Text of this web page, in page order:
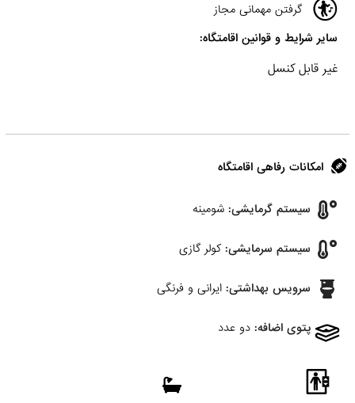
گرفتن مهمانی مجاز
سایر شرایط و قوانین اقامتگاه:
غير قابل كنسل
امکانات رفاهی اقامتگاه
سیستم گرمایشی: شومینه
سیستم سرمایشی: کولر گازی
سرویس بهداشتی: ایرانی و فرنگی
پتوی اضافه: دو عدد